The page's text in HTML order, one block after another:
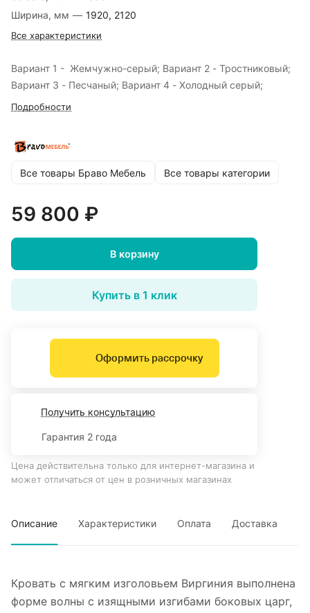
Ширина, мм — 1920, 2120
Все характеристики
Вариант 1 - Жемчужно-серый; Вариант 2 - Тростниковый;
Вариант 3 - Песчаный; Вариант 4 - Холодный серый;
Подробности
Все товары Браво Мебель Все товары категории
59 800 ₽
В корзину
Купить в 1 клик
Оформить рассрочку
Получить консультацию
Гарантия 2 года
Цена действительна только для интернет-магазина и
может отличаться от цен в розничных магазинах
Описание Характеристики Оплата Доставка
Кровать с мягким изголовьем Виргиния выполнена
форме волны с изящными изгибами боковых царг,